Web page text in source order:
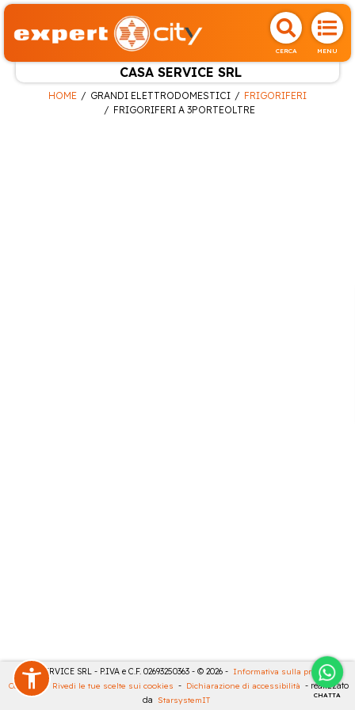
CERCA MENU
CASA SERVICE SRL
CHATTA
HOME GRANDI ELETTRODOMESTICI
FRIGORIFERI
FRIGORIFERI A 3PORTEOLTRE
CASA SERVICE SRL - P.IVA e C.F. 02693250363 - © 2026 - Informativa sulla privacy -
Cookies
- Rivedi le tue scelte sui cookies - Dichiarazione di accessibilità - realizzato
da StarsystemIT